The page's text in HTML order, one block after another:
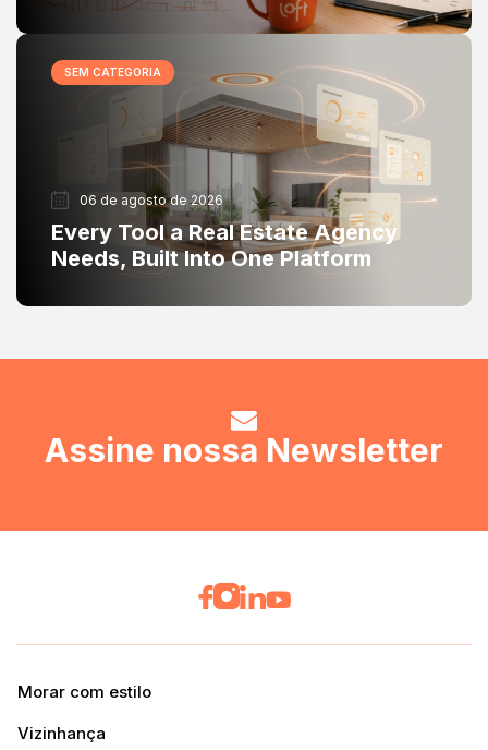
SEM CATEGORIA
06 de agosto de 2026
Every Tool a Real Estate Agency
Needs, Built Into One Platform
Assine nossa Newsletter
Morar com estilo
Vizinhança